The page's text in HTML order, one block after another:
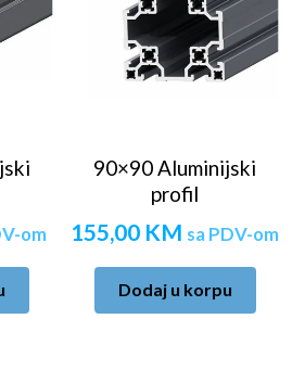
om
90×90 Aluminijski
profil
155,00 KM sa PDV-om
Dodaj u korpu